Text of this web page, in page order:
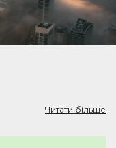
Читати більше